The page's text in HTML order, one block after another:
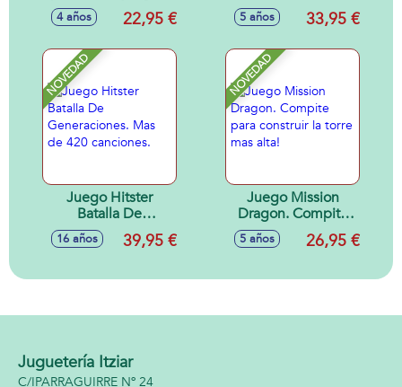
Tangram,Mikado,Parchís,
Oca, Dominó y
4 años 22,95 €
Beat Original. Mas
de 200 canciones.
plataformas de
musica.
5 años 33,95 €
NOVEDAD
Juego Hitster
Batalla De
Generaciones. Mas
de 420 canciones.
16 años 39,95 €
NOVEDAD
Juego Mission
Dragon. Compite
para construir la
torre mas alta!
5 años 26,95 €
Juguetería Itziar
C/IPARRAGUIRRE Nº 24